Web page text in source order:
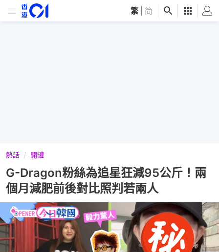
繁 简
熱話 開罐
G-Dragon粉絲為追星狂減95公斤！兩
個月減肥前後對比照判若兩人